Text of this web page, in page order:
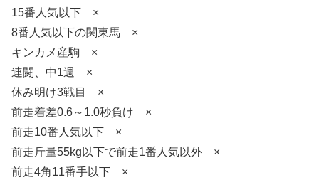
15番人気以下 ×
8番人気以下の関東馬 ×
キンカメ産駒 ×
連闘、中1週 ×
休み明け3戦目 ×
前走着差0.6～1.0秒負け ×
前走10番人気以下 ×
前走斤量55kg以下で前走1番人気以外 ×
前走4角11番手以下 ×